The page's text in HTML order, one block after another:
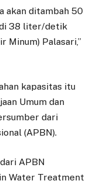
akan ditambah 50
38 liter/detik
Minum) Palasari,”
kapasitas itu
Umum dan
dari
(APBN).
APBN
Water Treatment